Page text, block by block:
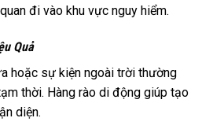
đi vào khu vực nguy hiểm.
Quả
hoặc sự kiện ngoài trời thường
thời. Hàng rào di động giúp tạo
diện.